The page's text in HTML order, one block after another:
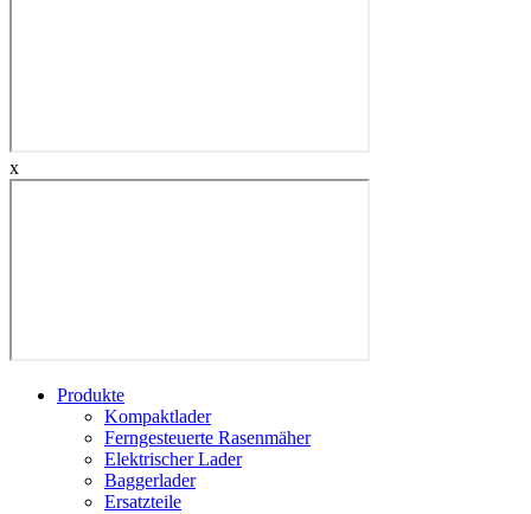
x
Produkte
Kompaktlader
Ferngesteuerte Rasenmäher
Elektrischer Lader
Baggerlader
Ersatzteile